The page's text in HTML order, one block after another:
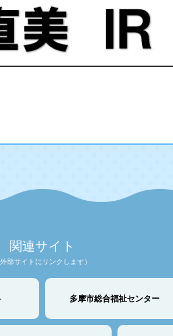
関連サイト
外部サイトにリンクします）
多摩市総合福祉センター